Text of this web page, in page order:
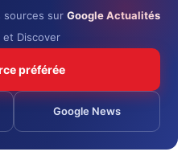
sources sur Google Actualités
et Discover
préférée
Google News